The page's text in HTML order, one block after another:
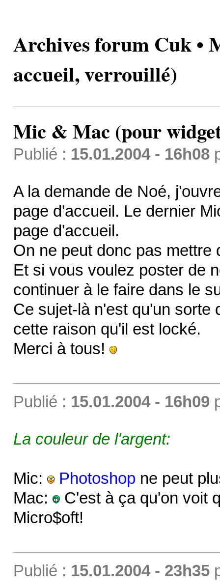
Archives forum Cuk •
accueil, verrouillé)
Mic & Mac (pour
Publié : 15.01.2004 - 16h08
A la demande de Noé,
page d'accueil. Le dernier
page d'accueil.
On ne peut donc pas mettre
Et si vous voulez poster de
continuer à le faire dans le
Ce sujet-là n'est qu'un sorte
cette raison qu'il est locké.
Merci à tous!
Publié : 15.01.2004 - 16h09
La couleur de l'argent:
Mic: Photoshop ne peut
Mac:
C'est à ça qu'on voit
Micro$oft!
Publié : 15.01.2004 - 23h35